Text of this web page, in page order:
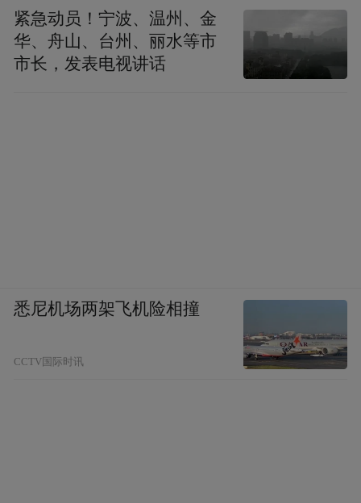
紧急动员！宁波、温州、金
华、舟山、台州、丽水等市
市长，发表电视讲话
悉尼机场两架飞机险相撞
CCTV国际时讯